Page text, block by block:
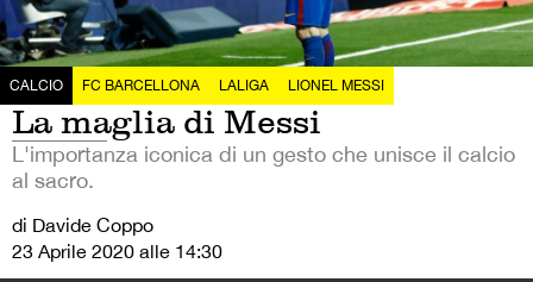
CALCIO FC BARCELLONA LALIGA LIONEL MESSI
La maglia di Messi
L'importanza iconica di un gesto che unisce il calcio
al sacro.
di Davide Coppo
23 Aprile 2020 alle 14:30